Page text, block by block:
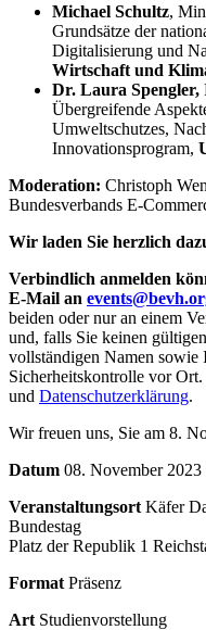
Michael Schultz,
Grundsätze der
Digitalisierung und
Wirtschaft und
Dr. Laura Spengler,
Übergreifende
Umweltschutzes,
Innovationsprogram,
Moderation: Christoph
Bundesverbands E-
Wir laden Sie herzlich
Verbindlich anmelden
E-Mail an
beiden oder nur an einem
und, falls Sie keinen
vollständigen Namen sowie
Sicherheitskontrolle vor Ort.
und Datenschutzerklärung.
Wir freuen uns, Sie am 8.
Datum 08. November
Veranstaltungsort Käfer
Bundestag
Platz der Republik 1
Format Präsenz
Art Studienvorstellung